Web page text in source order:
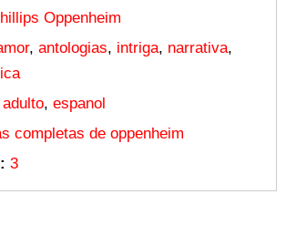
Oppenheim
, antologias, intriga, narrativa,
adulto, espanol
completas de oppenheim
3